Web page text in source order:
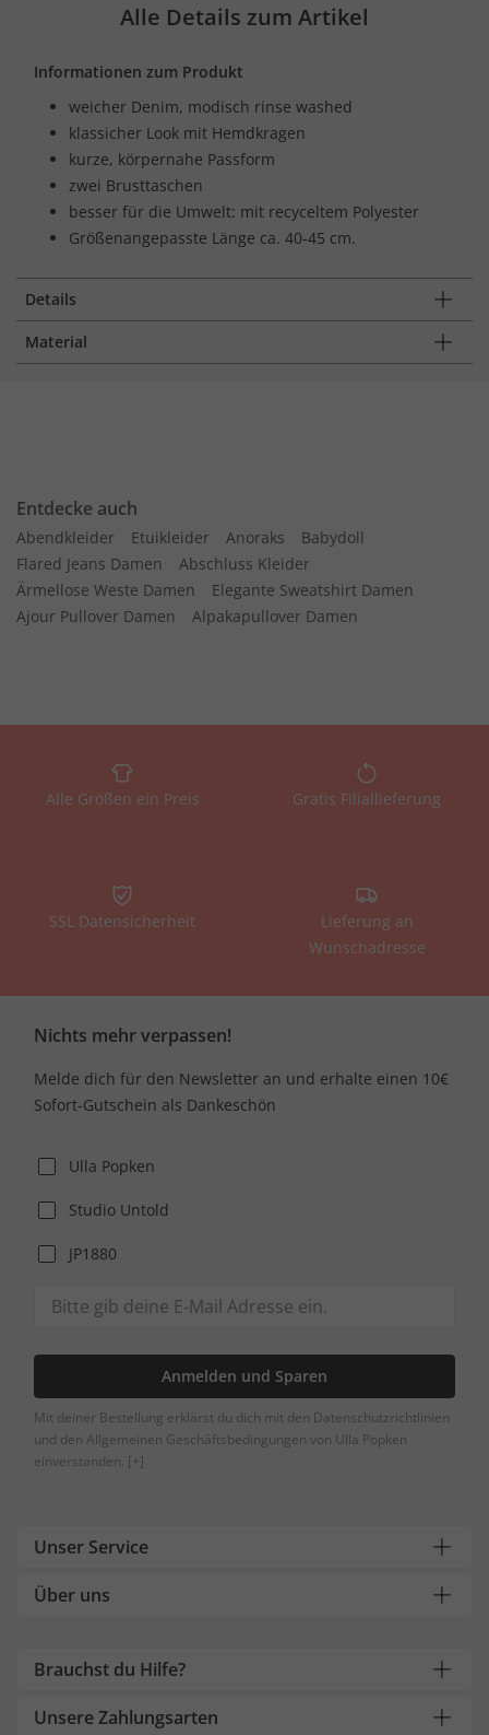
Alle Details zum Artikel
Informationen zum Produkt
weicher Denim, modisch rinse washed
klassicher Look mit Hemdkragen
kurze, körpernahe Passform
zwei Brusttaschen
besser für die Umwelt: mit recyceltem Polyester
Größenangepasste Länge ca. 40-45 cm.
Details
Material
Entdecke auch
Abendkleider Etuikleider Anoraks
Babydoll
Flared Jeans Damen
Abschluss Kleider
Ärmellose Weste Damen
Elegante Sweatshirt Damen
Ajour Pullover Damen
Alpakapullover Damen
Alle Größen ein Preis Gratis Filiallieferung
SSL Datensicherheit
Lieferung an
Wunschadresse
Nichts mehr verpassen!
Melde dich für den Newsletter an und erhalte einen 10€
Sofort-Gutschein als Dankeschön
Ulla Popken
Studio Untold
JP1880
Anmelden und Sparen
Mit deiner Bestellung erklärst du dich mit den Datenschutzrichtlinien
und den Allgemeinen Geschäftsbedingungen von Ulla Popken
einverstanden. [+]
Unser Service
Über uns
Brauchst du Hilfe?
Unsere Zahlungsarten